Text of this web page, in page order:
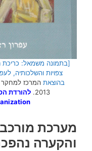
[בתמונה משמאל: כריכת
צפויות והשלכותיה,
בהוצאת המרכז למחקר
2013. להורדת
מערכת
והקערה